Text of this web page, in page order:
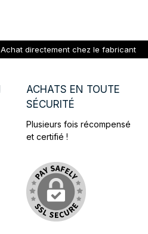
Achat directement chez le fabricant
ACHATS EN TOUTE
SÉCURITÉ
Plusieurs fois récompensé
et certifié !